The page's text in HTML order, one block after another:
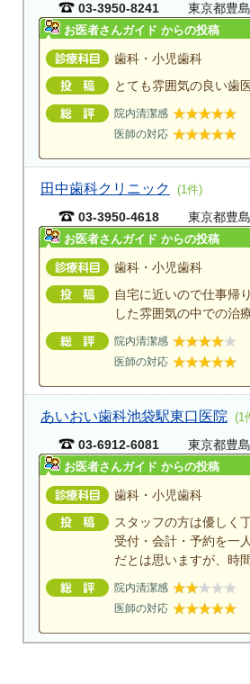
03-3950-8241 東京都豊
お医者さんガイド からの投稿
歯科・小児歯科
とても雰囲気の良い歯
院内清潔感
医師の対応
田中歯科クリニック (1件)
03-3950-4618 東京都豊
お医者さんガイド からの投稿
歯科・小児歯科
自宅に近いので仕事帰
した雰囲気の中での治
院内清潔感
医師の対応
あいおい歯科池袋駅東口医院 (1
03-6912-6081 東京都豊
お医者さんガイド からの投稿
歯科・小児歯科
スタッフの方は優しく
受付・会計・予約を一
だとは思いますが、時
院内清潔感
医師の対応